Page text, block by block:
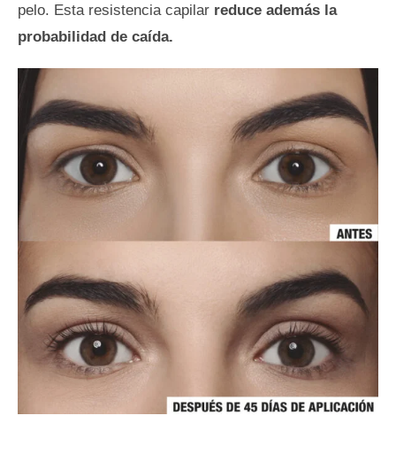
pelo. Esta resistencia capilar reduce además la
probabilidad de caída.